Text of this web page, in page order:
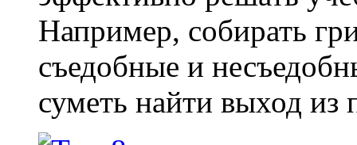
Например, собирать
съедобные и
суметь найти выход из